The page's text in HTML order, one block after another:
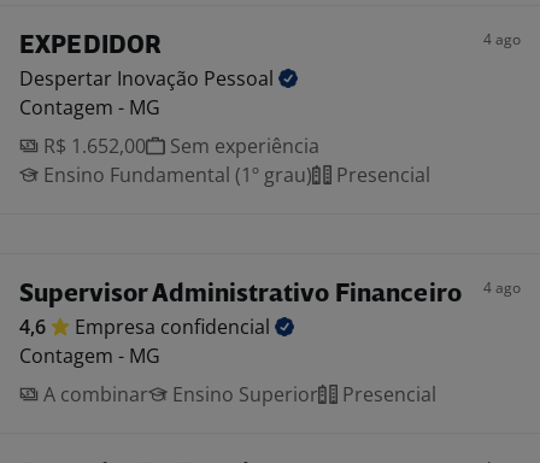
EXPEDIDOR 4 ago
Despertar Inovação Pessoal
Contagem - MG
R$ 1.652,00
Sem experiência
Ensino Fundamental (1º grau)
Presencial
Supervisor Administrativo Financeiro 4 ago
4,6 Empresa confidencial
Contagem - MG
A combinar
Ensino Superior Presencial